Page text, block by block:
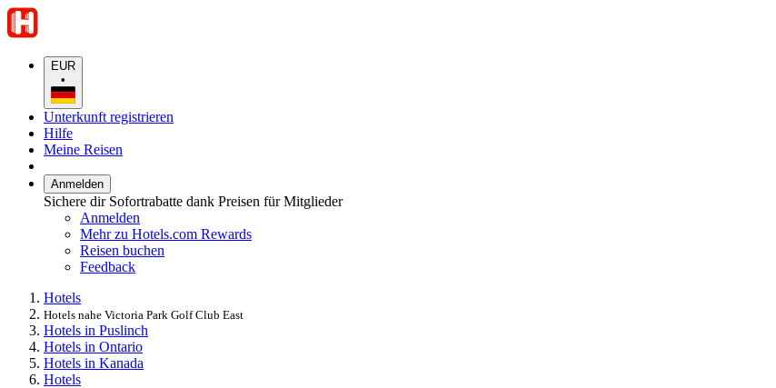
EUR
•
Unterkunft registrieren
Hilfe
Meine Reisen
Anmelden
Sichere dir Sofortrabatte dank Preisen für Mitglieder
Anmelden
Mehr zu Hotels.com Rewards
Reisen buchen
Feedback
Hotels
Hotels nahe Victoria Park Golf Club East
Hotels in Puslinch
Hotels in Ontario
Hotels in Kanada
Hotels